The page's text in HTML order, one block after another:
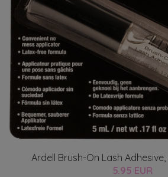
Ardell Brush-On Lash
5.95 EUR